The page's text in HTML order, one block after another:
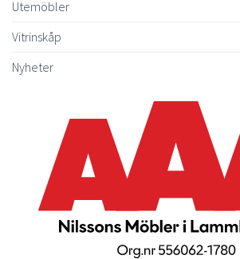
Utemöbler
Vitrinskåp
Nyheter